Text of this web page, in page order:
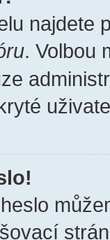
najdete
. Volbou